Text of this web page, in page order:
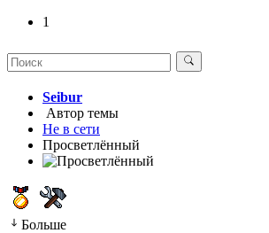
1
Seibur
Автор темы
Не в сети
Просветлённый
Больше